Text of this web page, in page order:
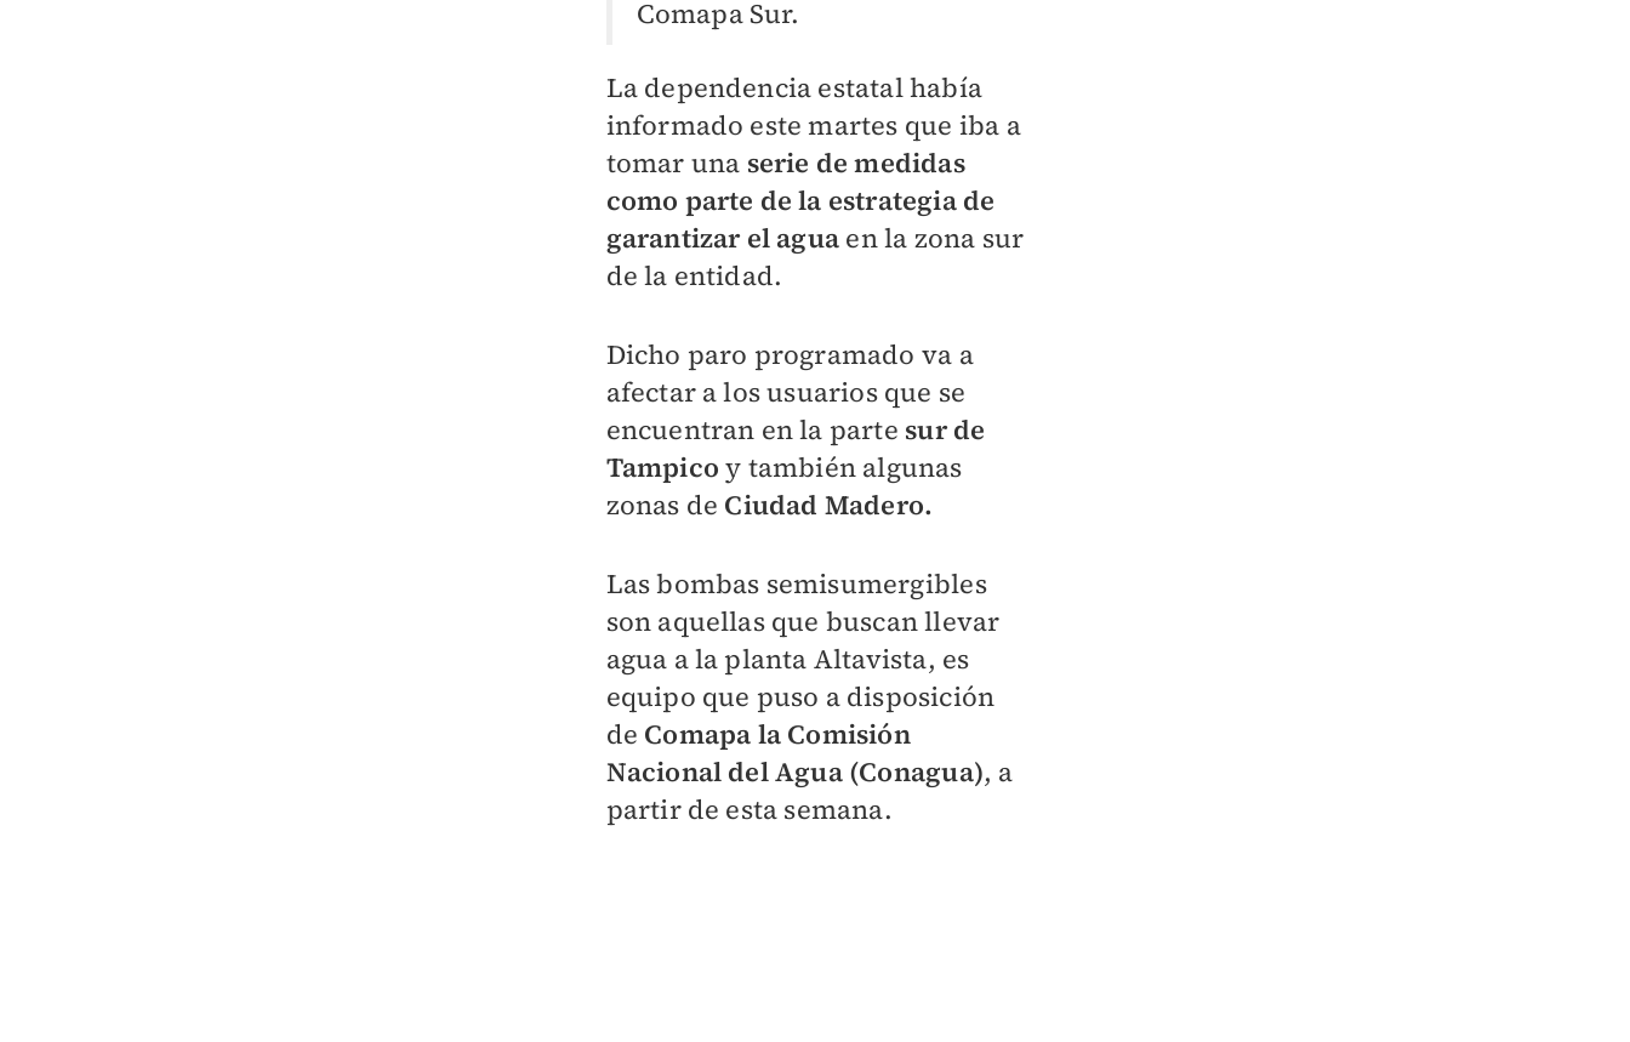
Comapa Sur.
La dependencia estatal había
informado este martes que iba a
tomar una serie de medidas
como parte de la estrategia de
garantizar el agua en la zona sur
de la entidad.
Dicho paro programado va a
afectar a los usuarios que se
encuentran en la parte sur de
Tampicoy también algunas
zonas de Ciudad Madero.
Las bombas semisumergibles
son aquellas que buscan llevar
agua a la planta Altavista, es
equipo que puso a disposición
de Comapa la Comisión
Nacional del Agua (Conagua), a
partir de esta semana.